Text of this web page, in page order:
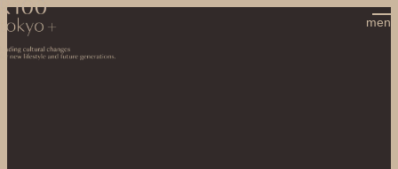
R100 tokyo
menu